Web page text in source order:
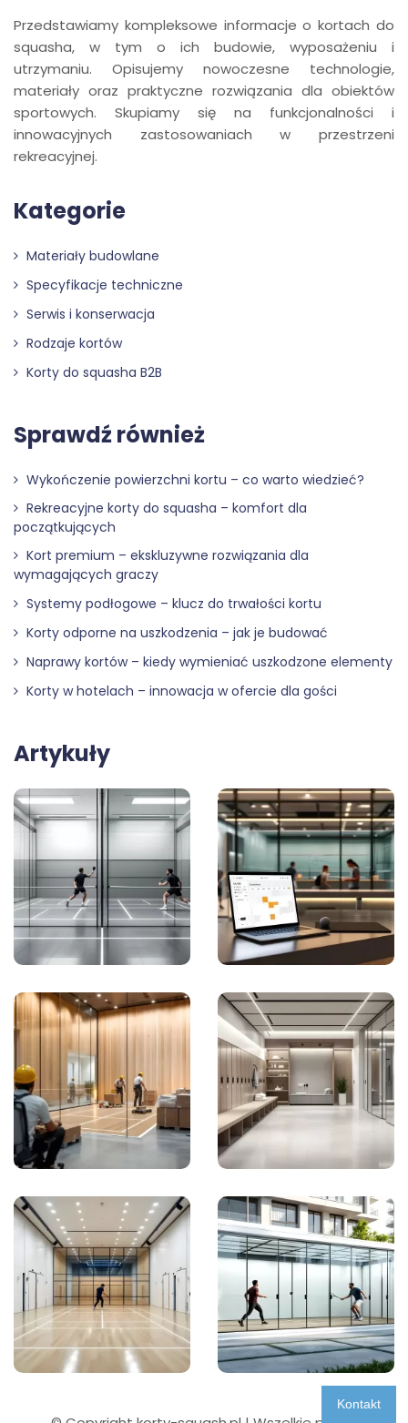
Przedstawiamy kompleksowe informacje o kortach do
squasha, w tym o ich budowie, wyposażeniu i
utrzymaniu. Opisujemy nowoczesne technologie,
materiały oraz praktyczne rozwiązania dla obiektów
sportowych. Skupiamy się na funkcjonalności i
innowacyjnych zastosowaniach w przestrzeni
rekreacyjnej.
Kategorie
Materiały budowlane
Specyfikacje techniczne
Serwis i konserwacja
Rodzaje kortów
Korty do squasha B2B
Sprawdź również
Wykończenie powierzchni kortu – co warto wiedzieć?
Rekreacyjne korty do squasha – komfort dla
początkujących
Kort premium – ekskluzywne rozwiązania dla
wymagających graczy
Systemy podłogowe – klucz do trwałości kortu
Korty odporne na uszkodzenia – jak je budować
Naprawy kortów – kiedy wymieniać uszkodzone elementy
Korty w hotelach – innowacja w ofercie dla gości
Artykuły
Kontakt